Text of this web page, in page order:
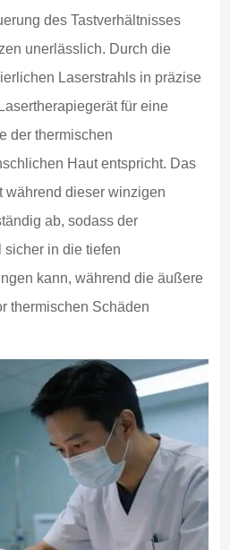
des Tastverhältnisses
unerlässlich. Durch die
Laserstrahls in präzise
für eine
der thermischen
Haut entspricht. Das
während dieser winzigen
ab, sodass der
sicher in die tiefen
kann, während die äußere
thermischen Schäden